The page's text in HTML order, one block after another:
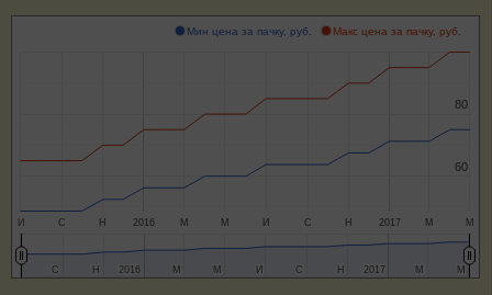
Мин цена за пачку, руб. Макс цена за пачку, руб.
2016 2017
И С Н М М И С Н М М
60
60
80
80
2016
2016 2017
2017
С
С НН М
М М
М ИИ С
С НН М
М М
М